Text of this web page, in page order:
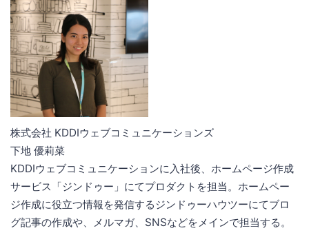
株式会社 KDDIウェブコミュニケーションズ
下地 優莉菜
KDDIウェブコミュニケーションに入社後、ホームページ作成
サービス「ジンドゥー」にてプロダクトを担当。ホームペー
ジ作成に役立つ情報を発信するジンドゥーハウツーにてブロ
グ記事の作成や、メルマガ、SNSなどをメインで担当する。